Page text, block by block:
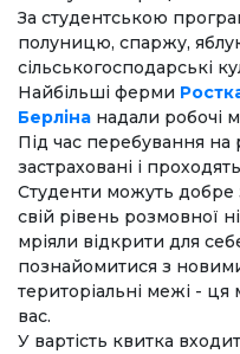
За студентською
полуницю, спаржу,
сільськогосподарські
Найбільші ферми
Берліна надали робочі
Під час перебування на
застраховані і
Студенти можуть добре
свій рівень розмовної
мріяли відкрити для
познайомитися з
територіальні межі - ця
вас.
У вартість квитка